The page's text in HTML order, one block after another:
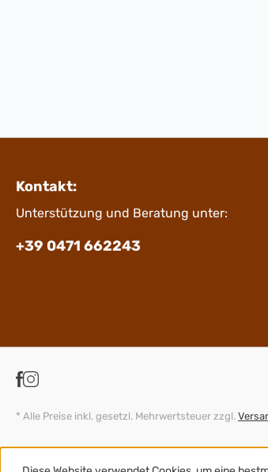
Kontakt:
Unterstützung und Beratung unter:
+39 0471 662243
* Alle Preise inkl. gesetzl. Mehrwertsteuer zzgl.